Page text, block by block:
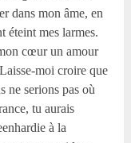
dans mon âme, en
éteint mes larmes.
cœur un amour
moi croire que
ne serions pas où
tu aurais
à la